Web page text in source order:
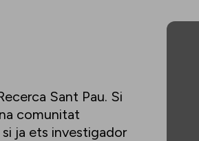
Sant Pau. Si
comunitat
ja ets investigador